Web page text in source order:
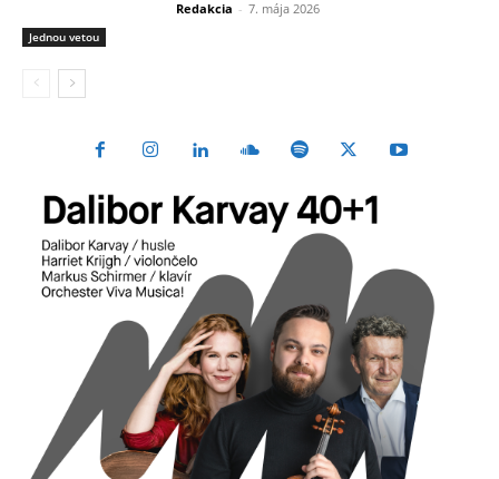
Jednou vetou
Redakcia - 7. mája 2026